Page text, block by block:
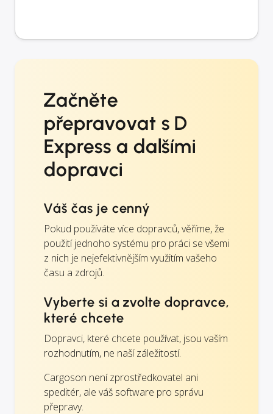
Začněte
přepravovat s D
Express a dalšími
dopravci
Váš čas je cenný
Pokud používáte více dopravců, věříme, že
použití jednoho systému pro práci se všemi
z nich je nejefektivnějším využitím vašeho
času a zdrojů.
Vyberte si a zvolte dopravce,
které chcete
Dopravci, které chcete používat, jsou vaším
rozhodnutím, ne naší záležitostí.
Cargoson není zprostředkovatel ani
speditér, ale váš software pro správu
přepravy.